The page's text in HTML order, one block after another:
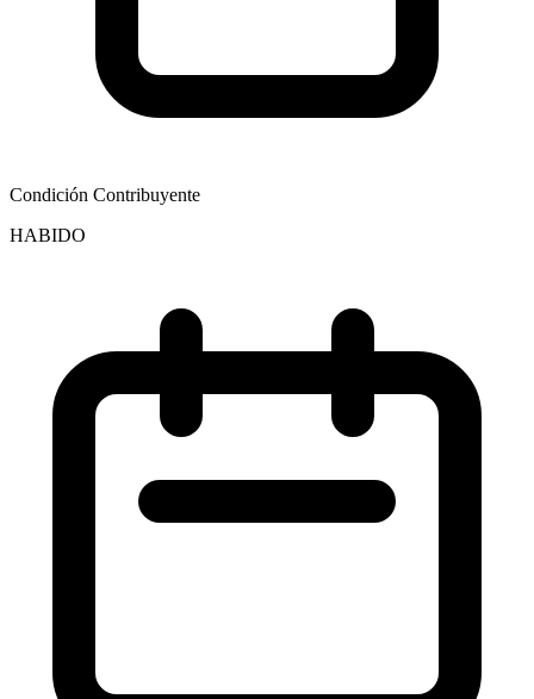
Condición Contribuyente
HABIDO